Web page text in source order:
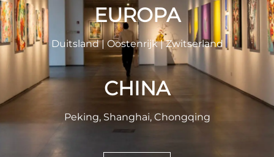
EUROPA
Duitsland | Oostenrijk | Zwitserland
CHINA
Peking, Shanghai, Chongqing